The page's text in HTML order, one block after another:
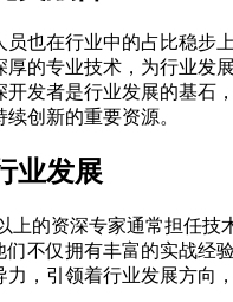
员也在行业中的占比稳步
厚的专业技术，为行业发
开发者是行业发展的基石
创新的重要资源。
业发展
上的资深专家通常担任技
们不仅拥有丰富的实战经
力，引领着行业发展方向